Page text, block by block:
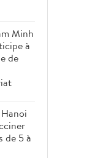
Minh
à
de
de 5 à